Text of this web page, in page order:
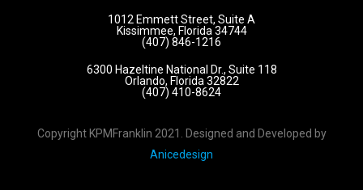
1012 Emmett Street, Suite A
Kissimmee, Florida 34744
(407) 846-1216
6300 Hazeltine National Dr., Suite 118
Orlando, Florida 32822
(407) 410-8624
Copyright KPMFranklin 2021. Designed and Developed by
Anicedesign